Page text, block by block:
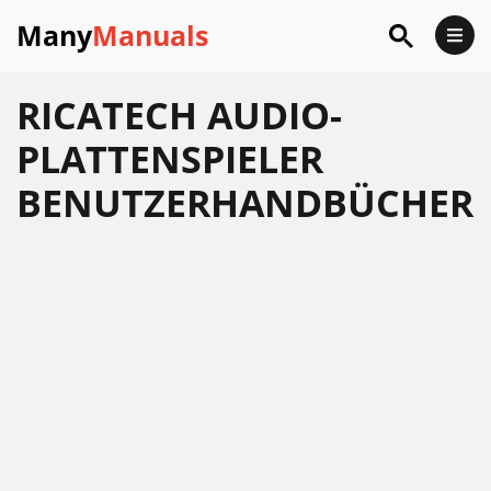
ManyManuals
RICATECH AUDIO-
PLATTENSPIELER
BENUTZERHANDBÜCHER